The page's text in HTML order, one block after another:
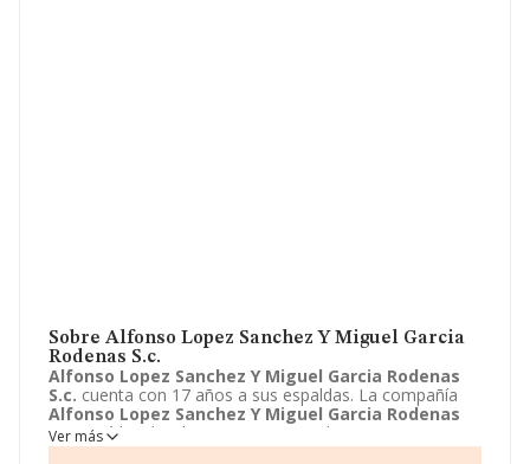
Sobre Alfonso Lopez Sanchez Y Miguel Garcia
Rodenas S.c.
Alfonso Lopez Sanchez Y Miguel Garcia Rodenas
S.c. cuenta con 17 años a sus espaldas. La compañía
Alfonso Lopez Sanchez Y Miguel Garcia Rodenas
S.c.está localizada en Lugar Paraje los Asensios, 163 -
BUZON K 23. Su actividad CNAE se ubica dentro de
Ver más